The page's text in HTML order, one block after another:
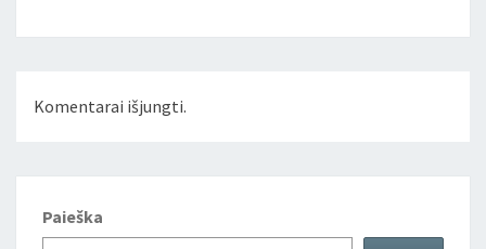
Komentarai išjungti.
Paieška